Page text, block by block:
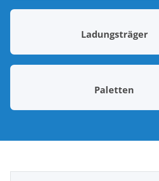
Ladungsträger
Paletten